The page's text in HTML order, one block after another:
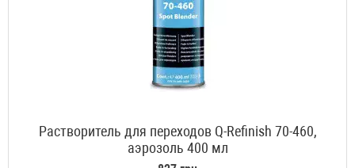
Растворитель для переходов Q-Refinish 70-460,
аэрозоль 400 мл